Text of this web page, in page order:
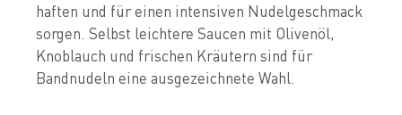
haften und für einen intensiven Nudelgeschmack
sorgen. Selbst leichtere Saucen mit Olivenöl,
Knoblauch und frischen Kräutern sind für
Bandnudeln eine ausgezeichnete Wahl.